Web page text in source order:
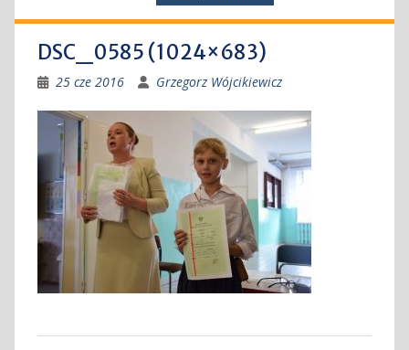
DSC_0585 (1024×683)
25 cze 2016 Grzegorz Wójcikiewicz